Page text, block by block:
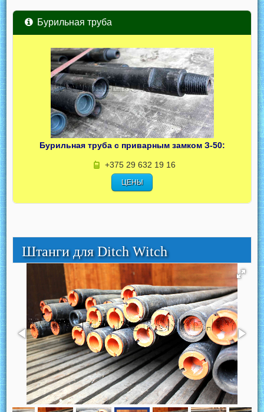
Бурильная труба
Бурильная труба с приварным замком З-50:
+375 29 632 19 16
ЦЕНЫ
Штанги для Ditch Witch